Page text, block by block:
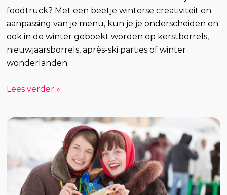
foodtruck? Met een beetje winterse creativiteit en
aanpassing van je menu, kun je je onderscheiden en
ook in de winter geboekt worden op kerstborrels,
nieuwjaarsborrels, après-ski parties of winter
wonderlanden.
Lees verder »